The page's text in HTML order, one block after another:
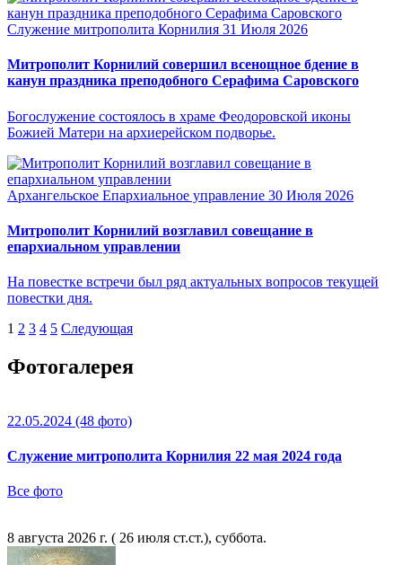
Служение митрополита Корнилия 31 Июля 2026
Митрополит Корнилий совершил всенощное бдение в
канун праздника преподобного Серафима Саровского
Богослужение состоялось в храме Феодоровской иконы
Божией Матери на архиерейском подворье.
Архангельское Епархиальное управление 30 Июля 2026
Митрополит Корнилий возглавил совещание в
епархиальном управлении
На повестке встречи был ряд актуальных вопросов текущей
повестки дня.
1 2 3 4 5 Следующая
Фотогалерея
22.05.2024 (48 фото)
Служение митрополита Корнилия 22 мая 2024 года
Все фото
8 августа 2026 г. ( 26 июля ст.ст.), суббота.